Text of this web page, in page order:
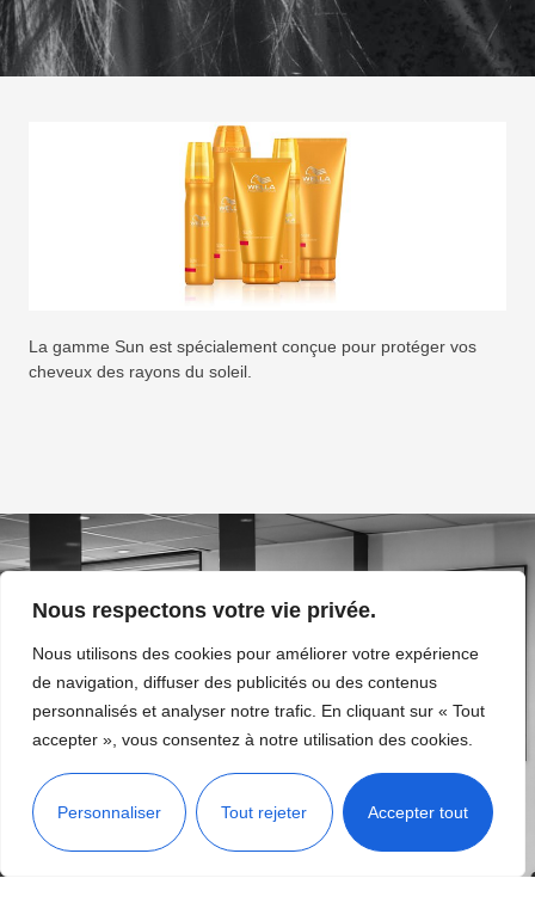
Nous respectons votre vie privée.
Nous utilisons des cookies pour améliorer votre expérience
de navigation, diffuser des publicités ou des contenus
personnalisés et analyser notre trafic. En cliquant sur « Tout
accepter », vous consentez à notre utilisation des cookies.
Personnaliser Tout rejeter Accepter tout
La gamme Sun est spécialement conçue pour protéger vos
cheveux des rayons du soleil.
Situé juste à Melun, Mickaël vous accueille chaque jour dans
vous pourrez profiter d’un shampoing aux bacs massant.